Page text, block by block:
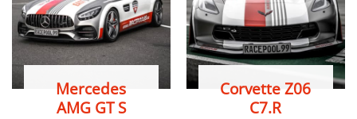
Mercedes
AMG GT S
Corvette Z06
C7.R